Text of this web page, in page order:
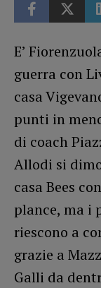
E’
guerra con
casa
punti in
di coach
Allodi si
casa Bees
plance, ma i
riescono a
grazie a
Galli da